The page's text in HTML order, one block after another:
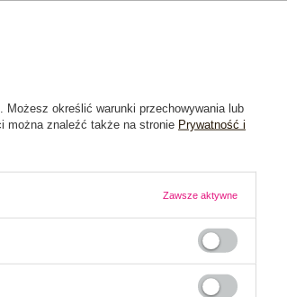
. Możesz określić warunki przechowywania lub
można znaleźć także na stronie Prywatność i
Zawsze aktywne